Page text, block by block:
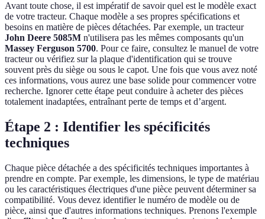
Avant toute chose, il est impératif de savoir quel est le modèle exact
de votre tracteur. Chaque modèle a ses propres spécifications et
besoins en matière de pièces détachées. Par exemple, un tracteur
John Deere 5085M n'utilisera pas les mêmes composants qu'un
Massey Ferguson 5700. Pour ce faire, consultez le manuel de votre
tracteur ou vérifiez sur la plaque d'identification qui se trouve
souvent près du siège ou sous le capot. Une fois que vous avez noté
ces informations, vous aurez une base solide pour commencer votre
recherche. Ignorer cette étape peut conduire à acheter des pièces
totalement inadaptées, entraînant perte de temps et d’argent.
Étape 2 : Identifier les spécificités
techniques
Chaque pièce détachée a des spécificités techniques importantes à
prendre en compte. Par exemple, les dimensions, le type de matériau
ou les caractéristiques électriques d'une pièce peuvent déterminer sa
compatibilité. Vous devez identifier le numéro de modèle ou de
pièce, ainsi que d'autres informations techniques. Prenons l'exemple